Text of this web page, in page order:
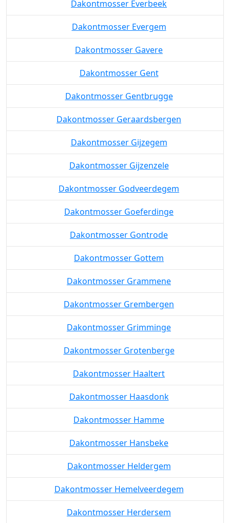
Dakontmosser Everbeek
Dakontmosser Evergem
Dakontmosser Gavere
Dakontmosser Gent
Dakontmosser Gentbrugge
Dakontmosser Geraardsbergen
Dakontmosser Gijzegem
Dakontmosser Gijzenzele
Dakontmosser Godveerdegem
Dakontmosser Goeferdinge
Dakontmosser Gontrode
Dakontmosser Gottem
Dakontmosser Grammene
Dakontmosser Grembergen
Dakontmosser Grimminge
Dakontmosser Grotenberge
Dakontmosser Haaltert
Dakontmosser Haasdonk
Dakontmosser Hamme
Dakontmosser Hansbeke
Dakontmosser Heldergem
Dakontmosser Hemelveerdegem
Dakontmosser Herdersem